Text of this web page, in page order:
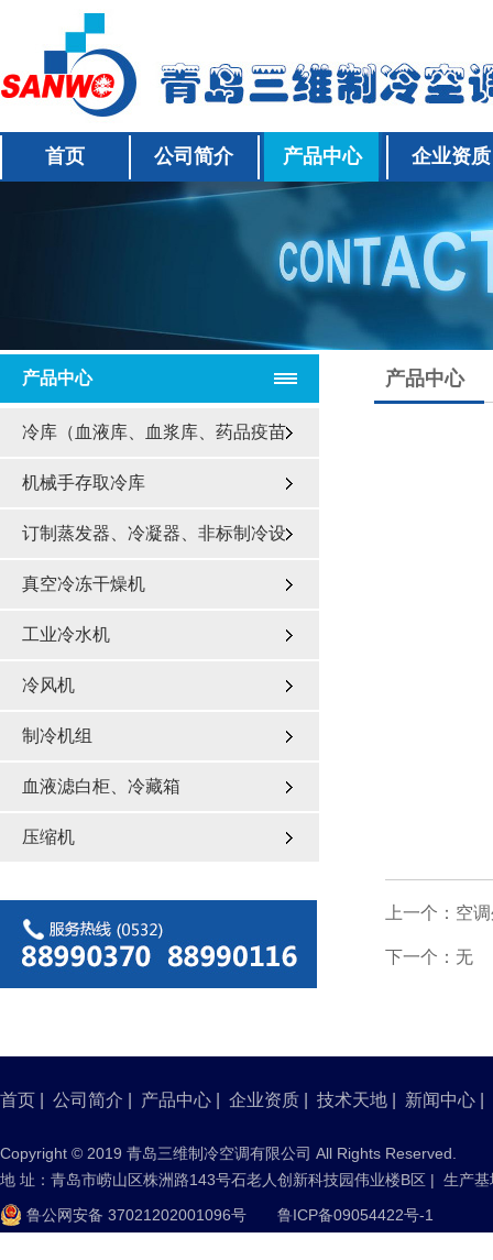
首页 公司简介 产品中心 企业资质
产品中心
冷库（血液库、血浆库、药品疫苗
库、食品库）
机械手存取冷库
订制蒸发器、冷凝器、非标制冷设
备
真空冷冻干燥机
工业冷水机
冷风机
制冷机组
血液滤白柜、冷藏箱
压缩机
产品中心
上一个：空
下一个：无
首页 公司简介 产品中心 企业资质 技术天地 新闻中心
Copyright © 2019 青岛三维制冷空调有限公司 All Rights Reserved.
地 址：青岛市崂山区株洲路143号石老人创新科技园伟业楼B区 | 生产
鲁公网安备 37021202001096号
鲁ICP备09054422号-1